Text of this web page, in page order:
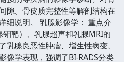
隙、骨皮质完整性等解剖结构在
细说明。 乳腺影像学： 重点介
钼靶）、乳腺超声和乳腺MRI的
乳腺良恶性肿瘤、增生性病变、
像学表现，强调了BI-RADS分类